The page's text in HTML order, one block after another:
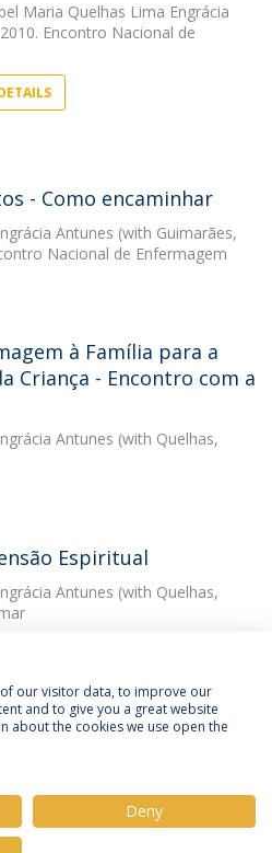
Maria Quelhas Lima Engrácia
Encontro Nacional de
- Como encaminhar
Antunes (with Guimarães,
Nacional de Enfermagem
à Família para a
Criança - Encontro com a
Antunes (with Quelhas,
Espiritual
Antunes (with Quelhas,
our visitor data, to improve our
and to give you a great website
about the cookies we use open the
Deny